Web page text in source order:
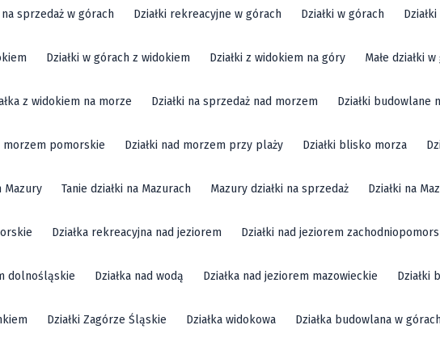
na sprzedaż w górach Działki rekreacyjne w górach Działki w górach
Działki w górach z widokiem Działki z widokiem na góry Małe działki
z widokiem na morze Działki na sprzedaż nad morzem Działki budowlane
morzem pomorskie Działki nad morzem przy plaży Działki blisko morza
Mazury Tanie działki na Mazurach Mazury działki na sprzedaż Działki na
Działka rekreacyjna nad jeziorem Działki nad jeziorem
dolnośląskie Działka nad wodą Działka nad jeziorem mazowieckie Działki
Działki Zagórze Śląskie Działka widokowa Działka budowlana w górach